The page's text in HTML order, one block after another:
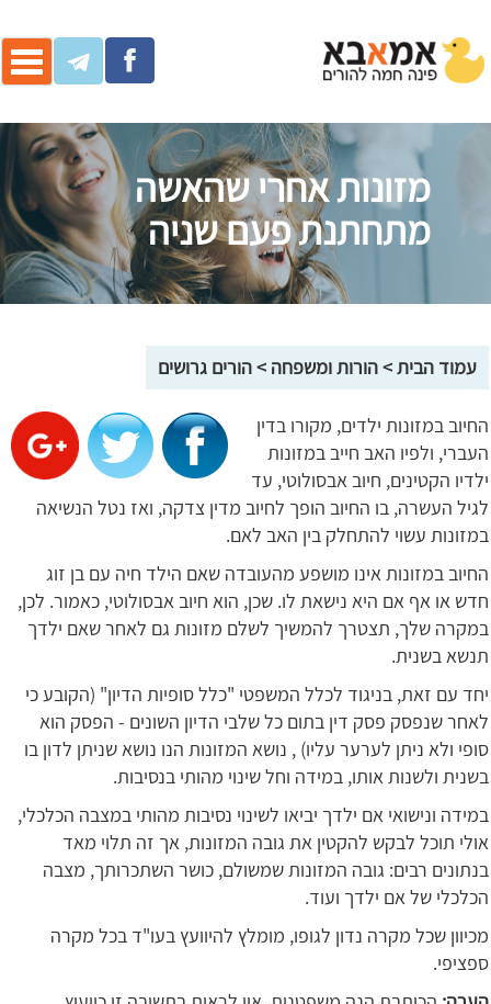
מזונות אחרי שהאשה
מתחתנת פעם שניה
עמוד הבית>הורות ומשפחה >הורים גרושים
החיוב במזונות ילדים, מקורו בדין
העברי, ולפיו האב חייב במזונות
ילדיו הקטינים, חיוב אבסולוטי, עד
לגיל העשרה, בו החיוב הופך לחיוב מדין צדקה, ואז נטל הנשיאה
במזונות עשוי להתחלק בין האב לאם.
החיוב במזונות אינו מושפע מהעובדה שאם הילד חיה עם בן זוג
חדש או אף אם היא נישאת לו. שכן, הוא חיוב אבסולוטי, כאמור. לכן,
במקרה שלך, תצטרך להמשיך לשלם מזונות גם לאחר שאם ילדך
תנשא בשנית.
יחד עם זאת, בניגוד לכלל המשפטי "כלל סופיות הדיון" (הקובע כי
לאחר שנפסק פסק דין בתום כל שלבי הדיון השונים - הפסק הוא
סופי ולא ניתן לערער עליו) , נושא המזונות הנו נושא שניתן לדון בו
בשנית ולשנות אותו, במידה וחל שינוי מהותי בנסיבות.
במידה ונישואי אם ילדך יביאו לשינוי נסיבות מהותי במצבה הכלכלי,
אולי תוכל לבקש להקטין את גובה המזונות, אך זה תלוי מאד
בנתונים רבים: גובה המזונות שמשולם, כושר השתכרותך, מצבה
הכלכלי של אם ילדך ועוד.
מכיוון שכל מקרה נדון לגופו, מומלץ להיוועץ בעו"ד בכל מקרה
ספציפי.